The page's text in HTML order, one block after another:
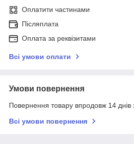
Оплатити частинами
Післяплата
Оплата за реквізитами
Всі умови оплати
Умови повернення
Повернення товару впродовж 14 днів
Всі умови повернення